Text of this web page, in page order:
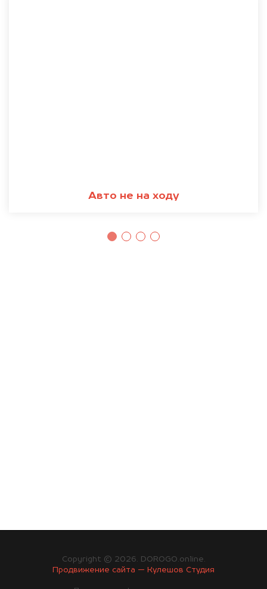
Авто не на ходу
Copyright © 2026. DOROGO.online.
Продвижение сайта — Кулешов Студия